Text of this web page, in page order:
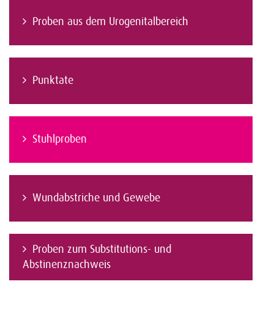
Proben aus dem Urogenitalbereich
Punktate
Stuhlproben
Wundabstriche und Gewebe
Proben zum Substitutions- und
Abstinenznachweis